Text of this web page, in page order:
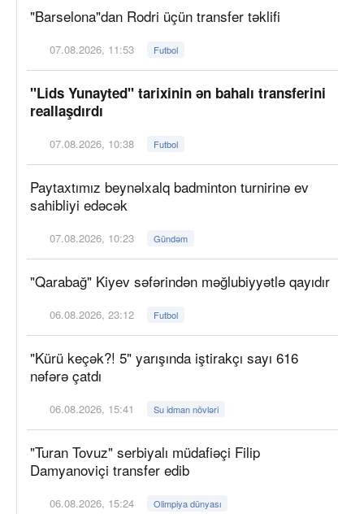
"Barselona"dan Rodri üçün transfer təklifi
07.08.2026, 11:53 Futbol
"Lids Yunayted" tarixinin ən bahalı transferini
reallaşdırdı
07.08.2026, 10:38 Futbol
Paytaxtımız beynəlxalq badminton turnirinə ev
sahibliyi edəcək
07.08.2026, 10:23 Gündəm
"Qarabağ" Kiyev səfərindən məğlubiyyətlə qayıdır
06.08.2026, 23:12 Futbol
"Kürü keçək?! 5" yarışında iştirakçı sayı 616
nəfərə çatdı
06.08.2026, 15:41 Su idman növləri
"Turan Tovuz" serbiyalı müdafiəçi Filip
Damyanoviçi transfer edib
06.08.2026, 15:24 Olimpiya dünyası